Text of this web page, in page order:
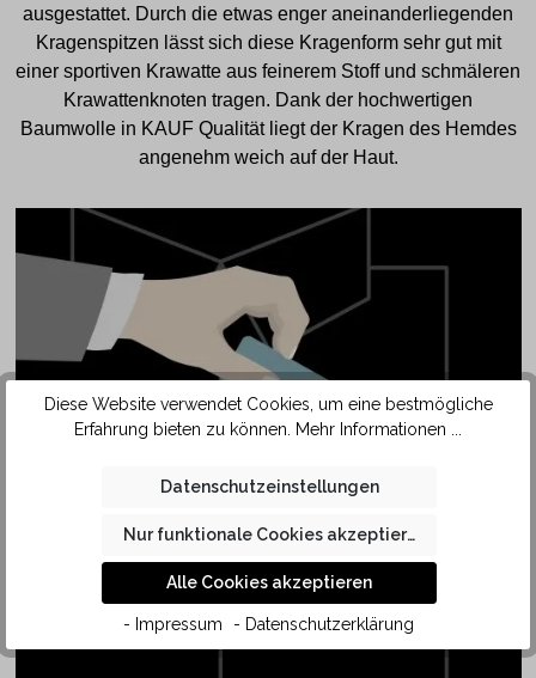
ausgestattet. Durch die etwas enger aneinanderliegenden
Kragenspitzen lässt sich diese Kragenform sehr gut mit
einer sportiven Krawatte aus feinerem Stoff und schmäleren
Krawattenknoten tragen. Dank der hochwertigen
Baumwolle in KAUF Qualität liegt der Kragen des Hemdes
angenehm weich auf der Haut.
SAFETY
POCKET
Diese Website verwendet Cookies, um eine bestmögliche
Erfahrung bieten zu können.
Mehr Informationen ...
Datenschutzeinstellungen
Nur funktionale Cookies akzeptieren
Alle Cookies akzeptieren
- Impressum - Datenschutzerklärung